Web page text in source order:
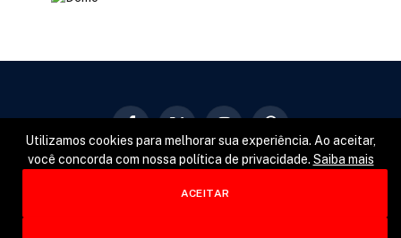
(Twitter)
Utilizamos cookies para melhorar sua experiência. Ao aceitar,
você concorda com nossa política de privacidade. Saiba mais
ACEITAR